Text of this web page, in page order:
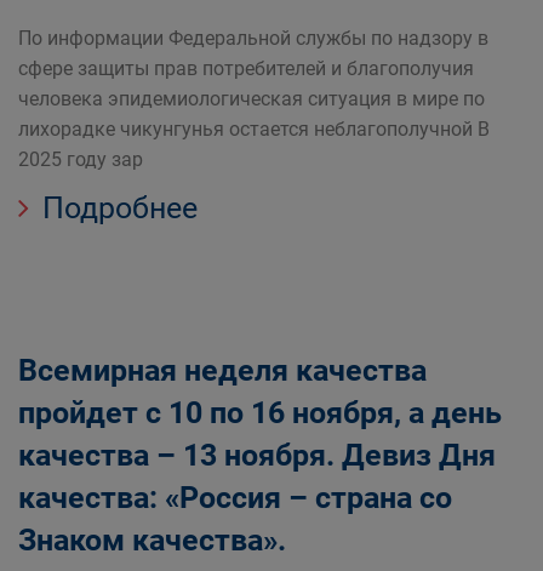
По информации Федеральной службы по надзору в
сфере защиты прав потребителей и благополучия
человека эпидемиологическая ситуация в мире по
лихорадке чикунгунья остается неблагополучной В
2025 году зар
Подробнее
Всемирная неделя качества
пройдет с 10 по 16 ноября, а день
качества – 13 ноября. Девиз Дня
качества: «Россия – страна со
Знаком качества».